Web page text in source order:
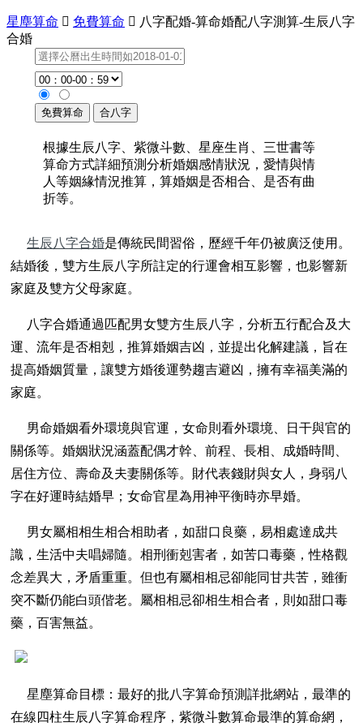
星塵算命  免費算命  八字配婚-算命婚配八字測算-生辰八字
合婚
根據生辰八字、紫微斗數、星座生肖、三世書等
算命方式詳細預測分析婚姻感情狀況，愛情與情
人等姻緣情況推算，算婚姻是否相合、是否有曲
折等。
生辰八字合婚是傳統民間習俗，歷經千年仍被廣泛使用。
結婚後，雙方生辰八字所註定的行運會相互影響，也影響新
家庭及雙方父母家庭。
八字合婚通過匹配男女雙方生辰八字，分析五行配合及大
運、流年是否相剋，推算婚姻吉凶，並提出化解建議，旨在
提高婚姻質量，讓雙方婚後運勢趨吉避凶，擁有幸福美滿的
家庭。
男命婚姻看外環境與官運，女命則看外環境、日干與官的
關係等。婚姻狀況涵蓋配偶才幹、前程、長相、成婚時間、
居住方位、壽命及夫妻關係等。財代表錢財與女人，身弱八
字在好運時結婚早；女命官星為用神平衡時亦早婚。
男女屬相相生相合相助者，如甜口良藥，易相處達成共
識，生活中夫唱婦隨。相刑衝剋害者，如苦口毒藥，性格觀
念差異大，矛盾重重。但也有屬相相忌卻能同甘共苦，雖衝
突不斷仍能白頭偕老。屬相相忌卻相生相合者，則如甜口毒
藥，百害無益。
星塵算命目標：最好的批八字算命預測詳批網站，最準的
在線四柱生辰八字算命程序，紫微斗數算命最準的算命網，